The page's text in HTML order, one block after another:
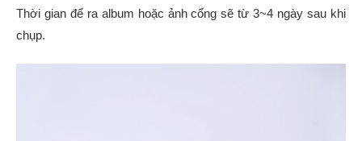
Thời gian để ra album hoặc ảnh cổng sẽ từ 3~4 ngày sau khi
chụp.